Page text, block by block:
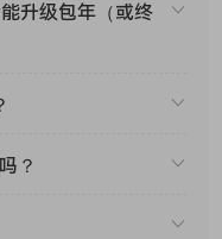
升级包年（或终
？